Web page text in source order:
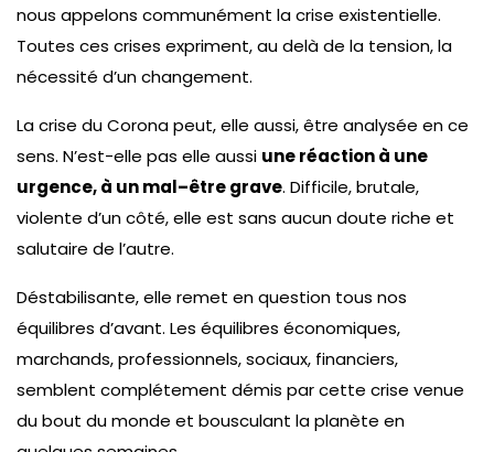
nous appelons communément la crise existentielle.
Toutes ces crises expriment, au delà de la tension, la
nécessité d’un changement.
La crise du Corona peut, elle aussi, être analysée en ce
sens. N’est-elle pas elle aussi une réaction à une
urgence, à un mal–être grave. Difficile, brutale,
violente d’un côté, elle est sans aucun doute riche et
salutaire de l’autre.
Déstabilisante, elle remet en question tous nos
équilibres d’avant. Les équilibres économiques,
marchands, professionnels, sociaux, financiers,
semblent complétement démis par cette crise venue
du bout du monde et bousculant la planète en